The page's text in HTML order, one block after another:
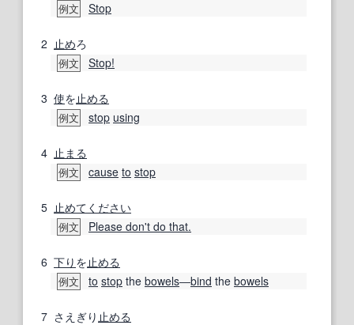
例文 Stop
2 止めろ
例文 Stop!
3 使を 止める
例文 stop using
4 止まる
例文 cause to stop
5 止めてください
例文 Please don't do that.
6 下り を 止める
例文 to stop the bowels―bind the bowels
7 さえぎり 止める